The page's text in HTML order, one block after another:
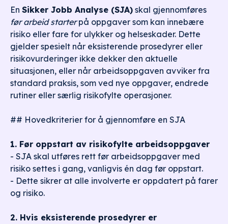
En Sikker Jobb Analyse (SJA) skal gjennomføres
før arbeid starterpå oppgaver som kan innebære
risiko eller fare for ulykker og helseskader. Dette
gjelder spesielt når eksisterende prosedyrer eller
risikovurderinger ikke dekker den aktuelle
situasjonen, eller når arbeidsoppgaven avviker fra
standard praksis, som ved nye oppgaver, endrede
rutiner eller særlig risikofylte operasjoner.
## Hovedkriterier for å gjennomføre en SJA
1. Før oppstart av risikofylte arbeidsoppgaver
- SJA skal utføres rett før arbeidsoppgaver med
risiko settes i gang, vanligvis én dag før oppstart.
- Dette sikrer at alle involverte er oppdatert på farer
og risiko.
2. Hvis eksisterende prosedyrer er